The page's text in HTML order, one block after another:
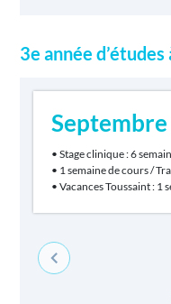
3e année d’études
• Stage clinique : 6
• 1 semaine de cours /
• Vacances Toussaint : 1